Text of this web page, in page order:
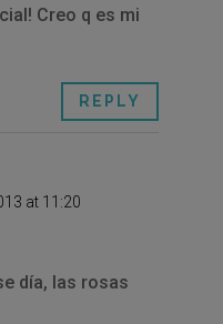
Creo q es mi
REPLY
at 11:20
día, las rosas